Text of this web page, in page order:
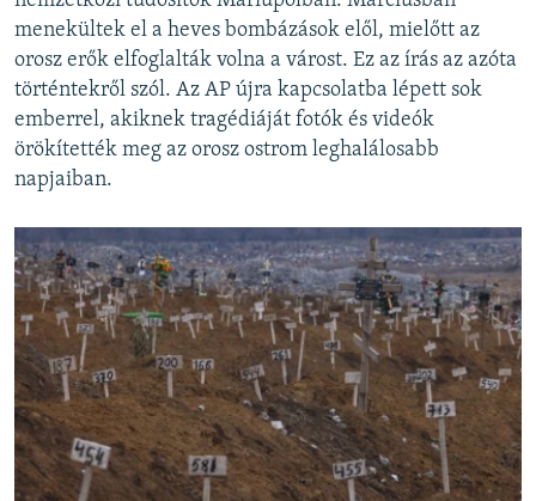
menekültek el a heves bombázások elől, mielőtt az
orosz erők elfoglalták volna a várost. Ez az írás az azóta
történtekről szól. Az AP újra kapcsolatba lépett sok
emberrel, akiknek tragédiáját fotók és videók
örökítették meg az orosz ostrom leghalálosabb
napjaiban.